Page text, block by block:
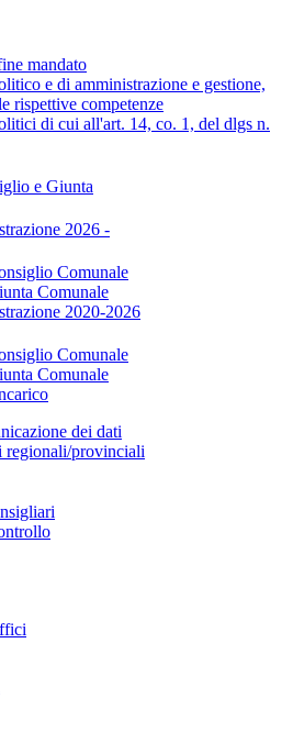
mandato
e di amministrazione e gestione,
rispettive competenze
di cui all'art. 14, co. 1, del dlgs n.
e Giunta
2026 -
Comunale
Comunale
2020-2026
Comunale
Comunale
dei dati
regionali/provinciali